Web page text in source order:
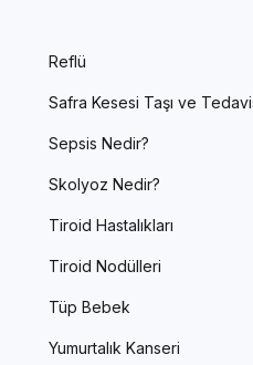
Reflü
Safra Kesesi Taşı ve
Sepsis Nedir?
Skolyoz Nedir?
Tiroid Hastalıkları
Tiroid Nodülleri
Tüp Bebek
Yumurtalık Kanseri